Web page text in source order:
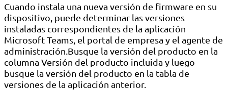
Cuando instala una nueva versión de firmware en su
dispositivo, puede determinar las versiones
instaladas correspondientes de la aplicación
Microsoft Teams, el portal de empresa y el agente de
administración.Busque la versión del producto en la
columna Versión del producto incluida y luego
busque la versión del producto en la tabla de
versiones de la aplicación anterior.